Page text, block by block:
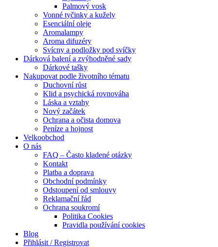
Palmový vosk
Vonné tyčinky a kužely
Esenciální oleje
Aromalampy
Aroma difuzéry
Svícny a podložky pod svíčky
Dárková balení a zvýhodněné sady
Dárkové tašky
Nakupovat podle životního tématu
Duchovní růst
Klid a psychická rovnováha
Láska a vztahy
Nový začátek
Ochrana a očista domova
Peníze a hojnost
Velkoobchod
O nás
FAQ – Často kladené otázky
Kontakt
Platba a doprava
Obchodní podmínky
Odstoupení od smlouvy
Reklamační řád
Ochrana soukromí
Politika Cookies
Pravidla používání cookies
Blog
Přihlásit / Registrovat